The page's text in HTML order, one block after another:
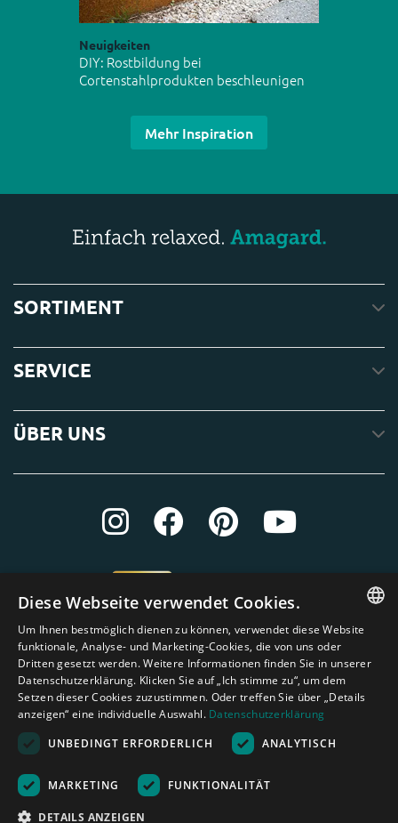
Neuigkeiten
DIY: Rostbildung bei
Cortenstahlprodukten beschleunigen
Mehr Inspiration
SORTIMENT
SERVICE
ÜBER UNS
Nederland|Deutschland| België|Belgique |España
Kingdom
ENGLISH
DUTCH
GERMAN
Diese Webseite verwendet Cookies.
Um Ihnen bestmöglich dienen zu können, verwendet diese Website
funktionale, Analyse- und Marketing-Cookies, die von uns oder
Dritten gesetzt werden. Weitere Informationen finden Sie in unserer
Datenschutzerklärung. Klicken Sie auf „Ich stimme zu“, um dem
Setzen dieser Cookies zuzustimmen. Oder treffen Sie über „Details
anzeigen“ eine individuelle Auswahl. Datenschutzerklärung
UNBEDINGT ERFORDERLICH
ANALYTISCH
MARKETING FUNKTIONALITÄT
DETAILS ANZEIGEN